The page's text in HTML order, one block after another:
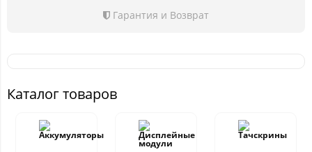
Гарантия и Возврат
Каталог товаров